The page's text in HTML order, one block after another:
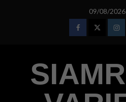
09/08/2026
FacebookTwitter